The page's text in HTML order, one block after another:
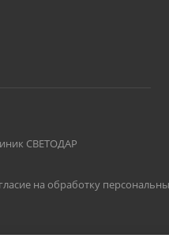
СВЕТОДАР
на обработку